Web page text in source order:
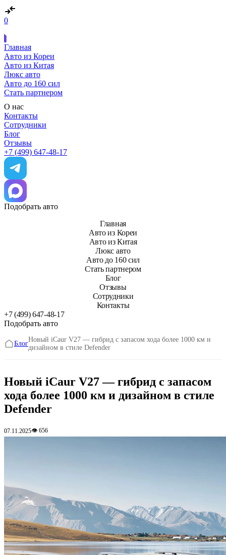
0
Главная
Авто из Кореи
Авто из Китая
Люкс авто
Авто до 160 сил
Стать партнером
О нас
Контакты
Сотрудники
Блог
Отзывы
+7 (499) 647-48-17
Подобрать авто
Главная
Авто из Кореи
Авто из Китая
Люкс авто
Авто до 160 сил
Стать партнером
Блог
Отзывы
Сотрудники
Контакты
+7 (499) 647-48-17
Подобрать авто
Блог
Новый iCaur V27 — гибрид с запасом хода более 1000 км и
дизайном в стиле Defender
Новый iCaur V27 — гибрид с запасом
хода более 1000 км и дизайном в стиле
Defender
07.11.2025👁 656